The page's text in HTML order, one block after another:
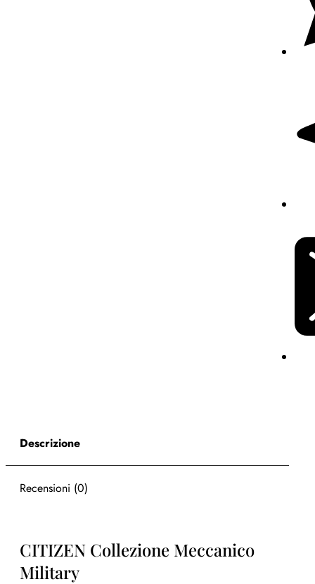
Descrizione
Recensioni (0)
CITIZEN Collezione Meccanico
Military